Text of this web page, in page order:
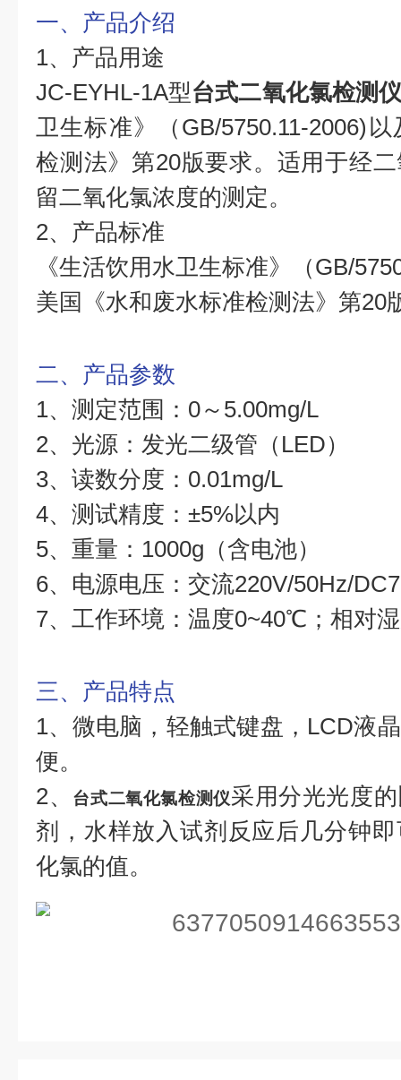
一、产品介绍
1、产品用途
JC-EYHL-1A型台式二氧化氯检测
卫生标准》（GB/5750.11-2006)
检测法》第20版要求。适用于经
留二氧化氯浓度的测定。
2、产品标准
《生活饮用水卫生标准》（GB/
美国《水和废水标准检测法》第20
二、产品参数
1、测定范围：0～5.00mg/L
2、光源：发光二级管（LED）
3、读数分度：0.01mg/L
4、测试精度：±5%以内
5、重量：1000g（含电池）
6、电源电压：交流220V/50Hz/
7、工作环境：温度0~40℃；相对
三、产品特点
1、微电脑，轻触式键盘，LCD液
便。
2、
台式二氧化氯检测仪采用分光光度
剂，水样放入试剂反应后几分钟
化氯的值。